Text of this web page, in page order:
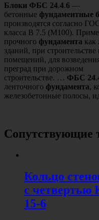
Блоки ФБС 24.4.6 —
бетонные фундаментные
производятся согласно
класса В 7.5 (М100).
прочного фундамента как
зданий, при
помещений, для
преград при дорожном
строительстве. … ФБС 24.
ленточного фундамента,
железобетонные полосы,
Сопутствующие
Кольцо
с четвертью
15-6